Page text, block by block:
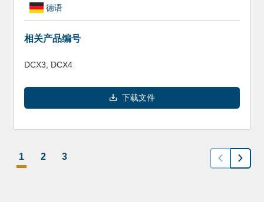
德语
相关产品编号
DCX3, DCX4
下载文件
1 2 3